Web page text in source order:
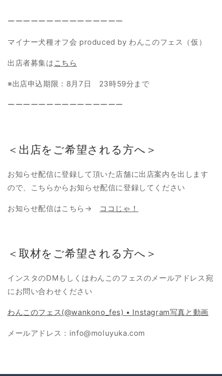
ーーーーーーーーーーーーーーー
マイナー犬種オフ会 produced by わんこのフェス（仮）
出店者募集は こちら
※出店申込期限：8月7日 23時59分まで
ーーーーーーーーーーーーーーー
＜出店をご希望される方へ＞
お知らせ配信に登録して頂いた店舗に出店案内を出します
ので、こちらからお知らせ配信に登録してください
お知らせ配信はこちら→ ココじゃ！
＜取材をご希望される方へ＞
インスタのDMもしくはわんこのフェスのメールアドレス宛
にお問い合わせください
わんこのフェス(@wankono_fes) • Instagram写真と動画
メールアドレス：info@moluyuka.com